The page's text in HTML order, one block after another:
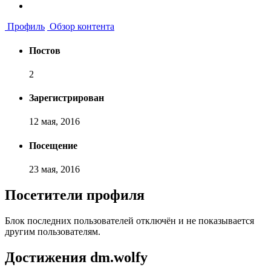
Профиль Обзор контента
Постов
2
Зарегистрирован
12 мая, 2016
Посещение
23 мая, 2016
Посетители профиля
Блок последних пользователей отключён и не показывается
другим пользователям.
Достижения dm.wolfy